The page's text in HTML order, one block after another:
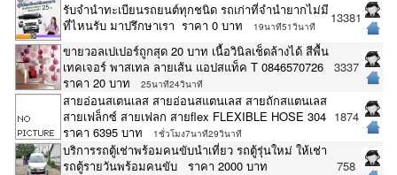
รับจำนำทะเบียนรถยนต์ทุกชนิด รถเก่าที่จำนำยากไม่มี
ที่ไหนรับ มาปรึกษาเรา ราคา 0 บาท
19นาที51วินาที
13381
ขายวอลเปเปอร์ถูกสุด 20 บาท เนื้อวินิลเช็ดล้างได้ สีพื้น
เทคเจอร์ พาสเทล ลายเส้น แอปสแท็ค T 0846570726
ราคา 20 บาท
25นาที24วินาที
3337
สายอ่อนสเตนเลส สายอ่อนสแตนเลส สายถักสแตนเลส
สายเฟล็กซ์ สายเฟลก สายflex FLEXIBLE HOSE 304
ราคา 6395 บาท
1ชั่วโมง7นาที29วินาที
1874
บริการรถตู้เช่าพร้อมคนขับนำเที่ยว รถตู้รุ่นใหม่ ให้เช่า
รถตู้รายวันพร้อมคนขับ ราคา 2000 บาท
758